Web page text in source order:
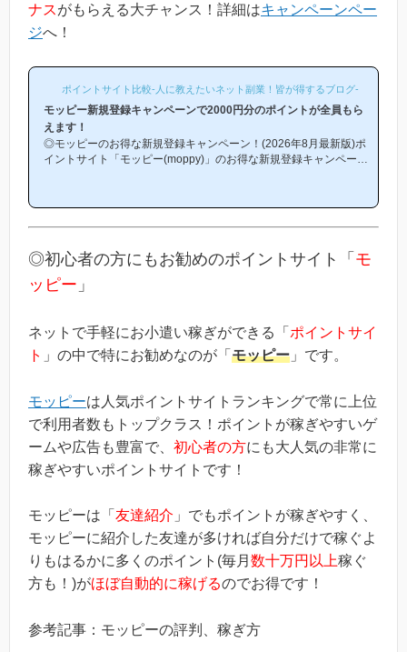
ナスがもらえる大チャンス！詳細はキャンペーンペー
ジへ！
ポイントサイト比較-人に教えたいネット副業！皆が得するブログ-
モッピー新規登録キャンペーンで2000円分のポイントが全員もら
えます！
◎モッピーのお得な新規登録キャンペーン！(2026年8月最新版)ポ
イントサイト「モッピー(moppy)」のお得な新規登録キャンペーン
はあるの？」という方は必見です！モッピー新規登録キャンペーン
る」という、シンプルなものです。(*ちなみに「2000円分のボー
ナス」というのは過去のキ...
◎初心者の方にもお勧めのポイントサイト「 モ
ッピー 」
ネットで手軽にお小遣い稼ぎができる「 ポイントサイ
ト 」の中で特にお勧めなのが「 モッピー 」です。
モッピーは人気ポイントサイトランキングで常に上位
で利用者数もトップクラス！ポイントが稼ぎやすいゲ
ームや広告も豊富で、 初心者の方にも大人気の非常に
稼ぎやすいポイントサイトです！
モッピーは「 友達紹介 」でもポイントが稼ぎやすく、
モッピーに紹介した友達が多ければ自分だけで稼ぐよ
りもはるかに多くのポイント(毎月 数十万円以上稼ぐ
方も！)がほぼ自動的に稼げるのでお得です！
参考記事：モッピーの評判、稼ぎ方